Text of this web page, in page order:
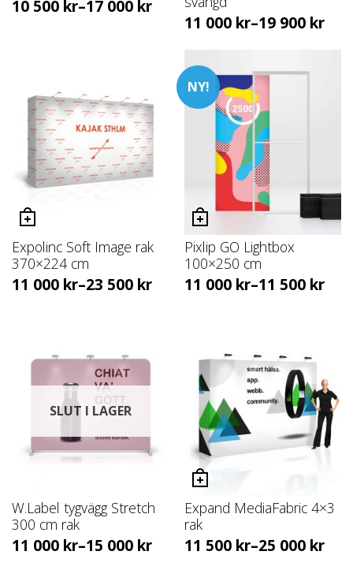
10 500 kr–17 000 kr
11 000 kr–19 900 kr
Expolinc Soft Image rak
370×224 cm
11 000 kr–23 500 kr
NY!
Pixlip GO Lightbox
100×250 cm
11 000 kr–11 500 kr
SLUT I LAGER
W.Label tygvägg Stretch
300 cm rak
11 000 kr–15 000 kr
Expand MediaFabric 4×3
rak
11 500 kr–25 000 kr